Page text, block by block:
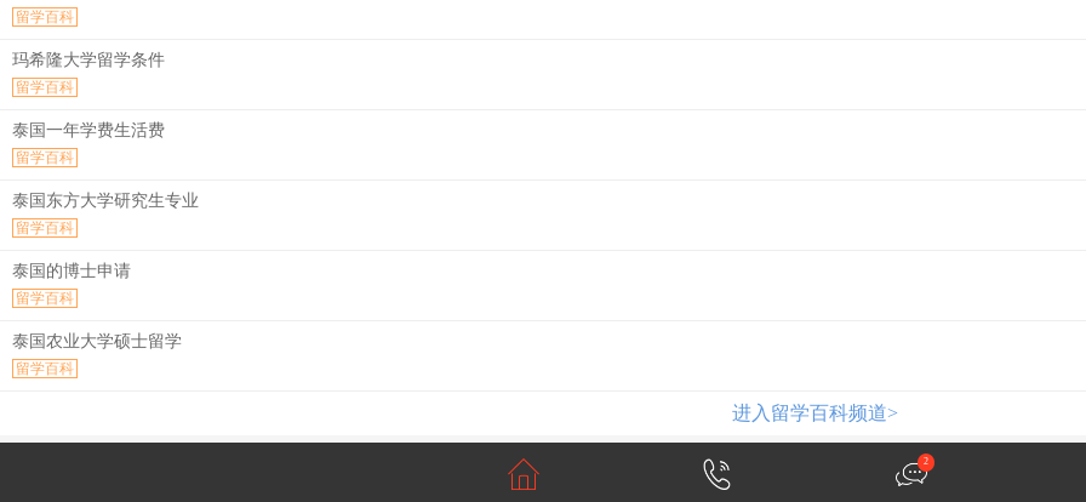
留学百科
玛希隆大学留学条件
留学百科
泰国一年学费生活费
留学百科
泰国东方大学研究生专业
留学百科
泰国的博士申请
留学百科
泰国农业大学硕士留学
留学百科
进入留学百科频道>
2